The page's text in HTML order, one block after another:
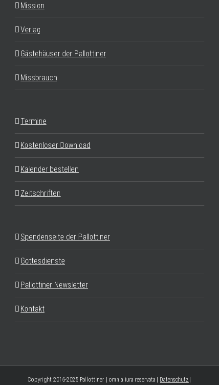
Mission
Verlag
Gästehäuser der Pallottiner
Missbrauch
Termine
Kostenloser Download
Kalender bestellen
Zeitschriften
Spendenseite der Pallottiner
Gottesdienste
Pallottiner Newsletter
Kontakt
Copyright 2016-2025 Pallottiner | omnia iura reservata | Datenschutz |